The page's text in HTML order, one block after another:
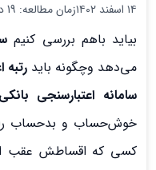
۱۴ اسفند ۱۴۰۲ زمان مطالعه: 19 دقیقه
بیاید باهم بررسی کنیم
می‌دهد وچگونه باید رتبه
سامانه اعتبارسنجی بانکی
خوش‌حساب و بدحساب
کسی که اقساطش عقب